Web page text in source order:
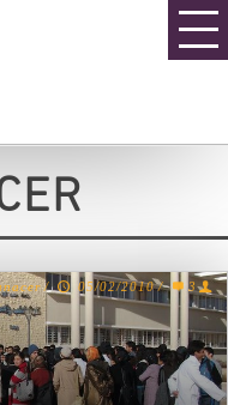
/ 05/02/2010 / 3